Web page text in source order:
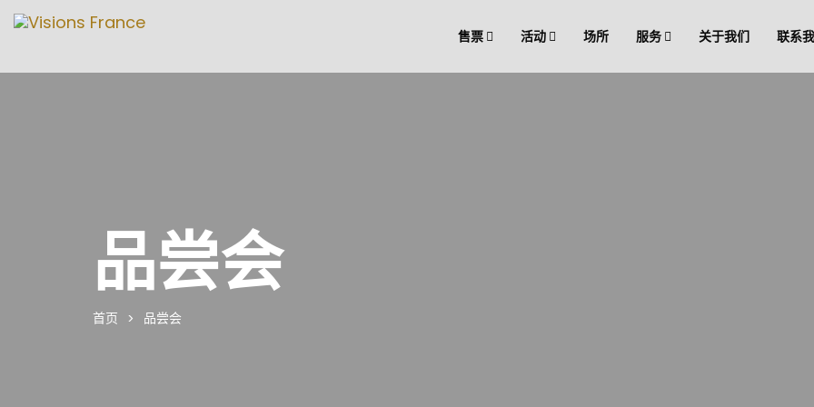
售票 活动 场所 服务 关于我们 联系
品尝会
首页 品尝会